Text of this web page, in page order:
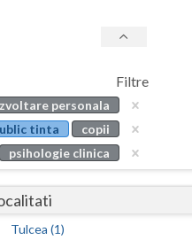
Bucuresti
Buzau
Calarasi
Caras-Severin
Filtre
personala
tinta
copii
psihologie clinica
Tulcea (1)